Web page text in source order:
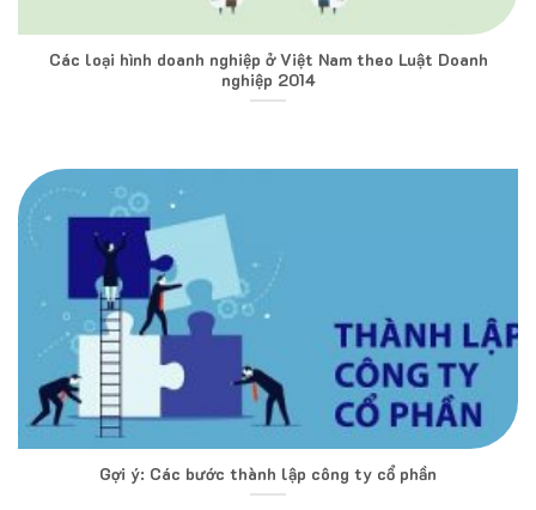
Các loại hình doanh nghiệp ở Việt Nam theo Luật Doanh
nghiệp 2014
Gợi ý: Các bước thành lập công ty cổ phần